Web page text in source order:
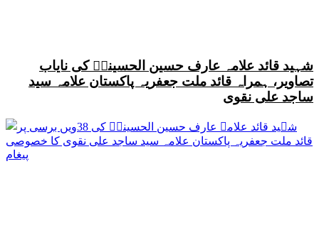
شہید قائد علامہ عارف حسین الحسینیؒ کی نایاب
تصاویر، ہمراہ قائد ملت جعفریہ پاکستان علامہ سید
ساجد علی نقوی